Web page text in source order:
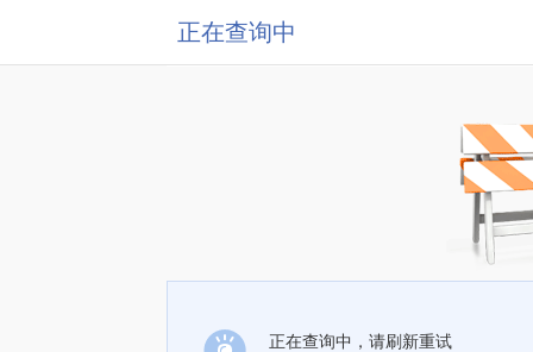
正在查询中
正在查询中，请刷新重试